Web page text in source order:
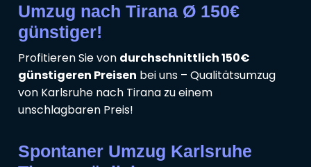
Umzug nach Tirana Ø 150€
günstiger!
Profitieren Sie von durchschnittlich 150€
günstigeren Preisen bei uns – Qualitätsumzug
von Karlsruhe nach Tirana zu einem
unschlagbaren Preis!
Spontaner Umzug Karlsruhe